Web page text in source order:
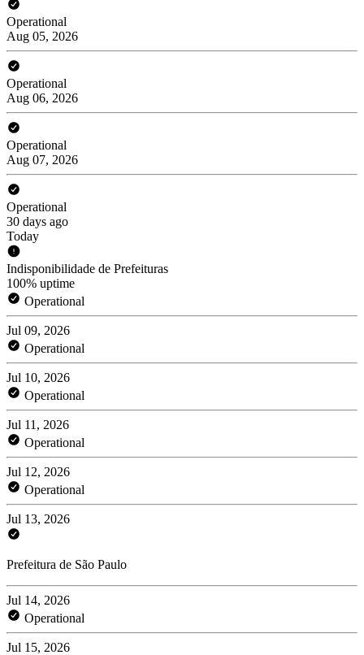
Operational
Aug 05, 2026
Operational
Aug 06, 2026
Operational
Aug 07, 2026
Operational
30 days ago
Today
Indisponibilidade de Prefeituras
100% uptime
Operational
Jul 09, 2026
Operational
Jul 10, 2026
Operational
Jul 11, 2026
Operational
Jul 12, 2026
Operational
Jul 13, 2026
Prefeitura de São Paulo
Jul 14, 2026
Operational
Jul 15, 2026